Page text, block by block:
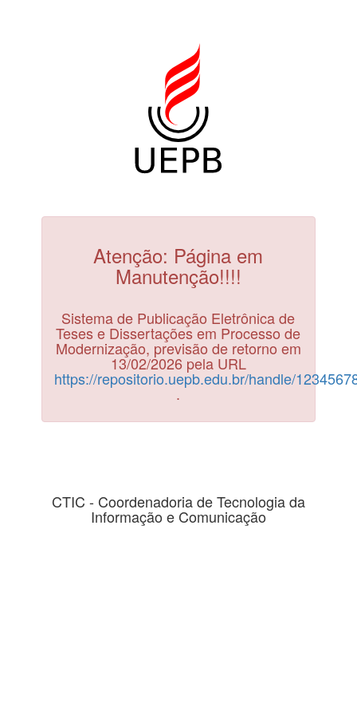
Atenção: Página em
Manutenção!!!!
Sistema de Publicação Eletrônica de
Teses e Dissertações em Processo de
Modernização, previsão de retorno em
13/02/2026 pela URL
https://repositorio.uepb.edu.br/handle/
.
CTIC - Coordenadoria de Tecnologia da
Informação e Comunicação